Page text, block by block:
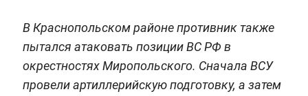
В Краснопольском районе противник также
пытался атаковать позиции ВС РФ в
окрестностях Миропольского. Сначала ВСУ
провели артиллерийскую подготовку, а затем